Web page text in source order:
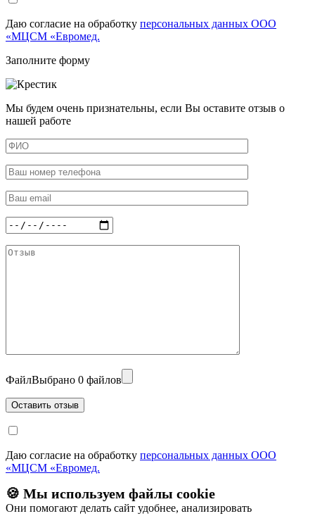
Даю согласие на обработку персональных данных ООО
«МЦСМ «Евромед.
Заполните форму
Мы будем очень признательны, если Вы оставите отзыв о
нашей работе
ФайлВыбрано 0 файлов
Даю согласие на обработку персональных данных ООО
«МЦСМ «Евромед.
🍪 Мы используем файлы cookie
Они помогают делать сайт удобнее, анализировать